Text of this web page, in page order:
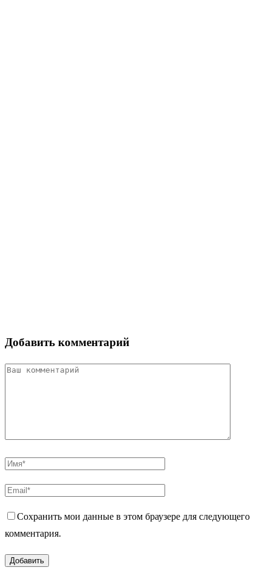
Добавить комментарий
Сохранить мои данные в этом браузере для следующего
комментария.